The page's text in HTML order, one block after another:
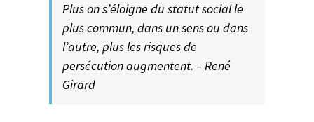
Plus on s’éloigne du statut social le
plus commun, dans un sens ou dans
l’autre, plus les risques de
persécution augmentent. – René
Girard